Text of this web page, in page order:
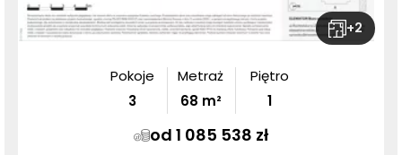
+2
Pokoje
3
Metraż
68 m²
Piętro
1
od 1 085 538 zł